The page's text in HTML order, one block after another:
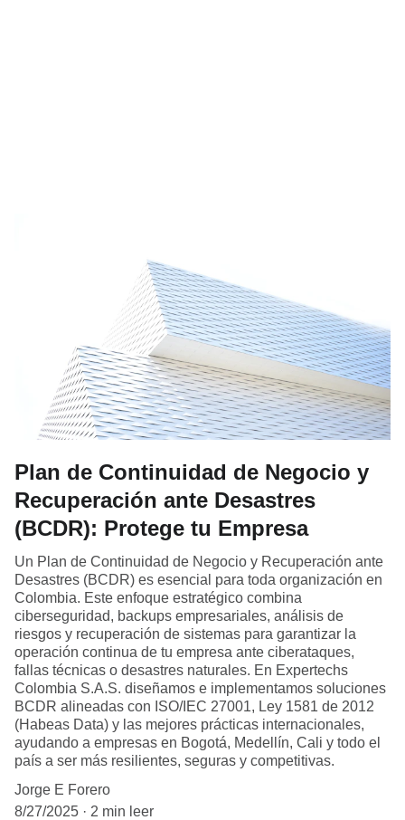
Plan de Continuidad de Negocio y
Recuperación ante Desastres
(BCDR): Protege tu Empresa
Un Plan de Continuidad de Negocio y Recuperación ante
Desastres (BCDR) es esencial para toda organización en
Colombia. Este enfoque estratégico combina
ciberseguridad, backups empresariales, análisis de
riesgos y recuperación de sistemas para garantizar la
operación continua de tu empresa ante ciberataques,
fallas técnicas o desastres naturales. En Expertechs
Colombia S.A.S. diseñamos e implementamos soluciones
BCDR alineadas con ISO/IEC 27001, Ley 1581 de 2012
(Habeas Data) y las mejores prácticas internacionales,
ayudando a empresas en Bogotá, Medellín, Cali y todo el
país a ser más resilientes, seguras y competitivas.
Jorge E Forero
8/27/2025
2 min leer